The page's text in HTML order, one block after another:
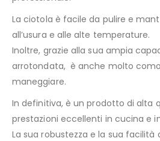
La ciotola è facile da pulire e
all’usura e alle alte temperature.
Inoltre, grazie alla sua ampia
arrotondata, è anche molto
maneggiare.
In definitiva, è un prodotto di alta
prestazioni eccellenti in cucina e
La sua robustezza e la sua facilità